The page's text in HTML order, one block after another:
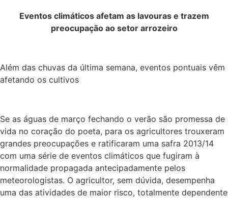
Eventos climáticos afetam as lavouras e trazem
preocupação ao setor arrozeiro
Além das chuvas da última semana, eventos pontuais vêm
afetando os cultivos
Se as águas de março fechando o verão são promessa de
vida no coração do poeta, para os agricultores trouxeram
grandes preocupações e ratificaram uma safra 2013/14
com uma série de eventos climáticos que fugiram à
normalidade propagada antecipadamente pelos
meteorologistas. O agricultor, sem dúvida, desempenha
uma das atividades de maior risco, totalmente dependente